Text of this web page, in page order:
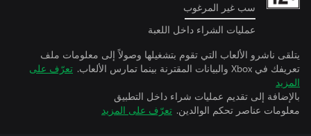
سب غير المرغوب
عمليات الشراء داخل اللعبة
يتلقى ناشرو الألعاب التي تقوم بتشغيلها وصولاً إلى معلومات ملف
تعريفك في Xbox والبيانات المقترنة بينما تمارس الألعاب.
تعرّف على
المزيد
بالإضافة إلى تقديم عمليات شراء داخل التطبيق
معلومات عناصر تحكم الوالدين. تعرّف على المزيد